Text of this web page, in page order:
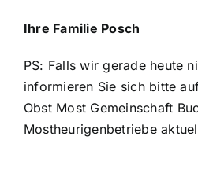
Ihre Familie Posch
PS: Falls wir gerade heute
informieren Sie sich bitte
Obst Most Gemeinschaft
Mostheurigenbetriebe